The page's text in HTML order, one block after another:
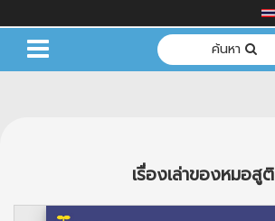
ค้นหา
เรื่องเล่าของหมอสูติ